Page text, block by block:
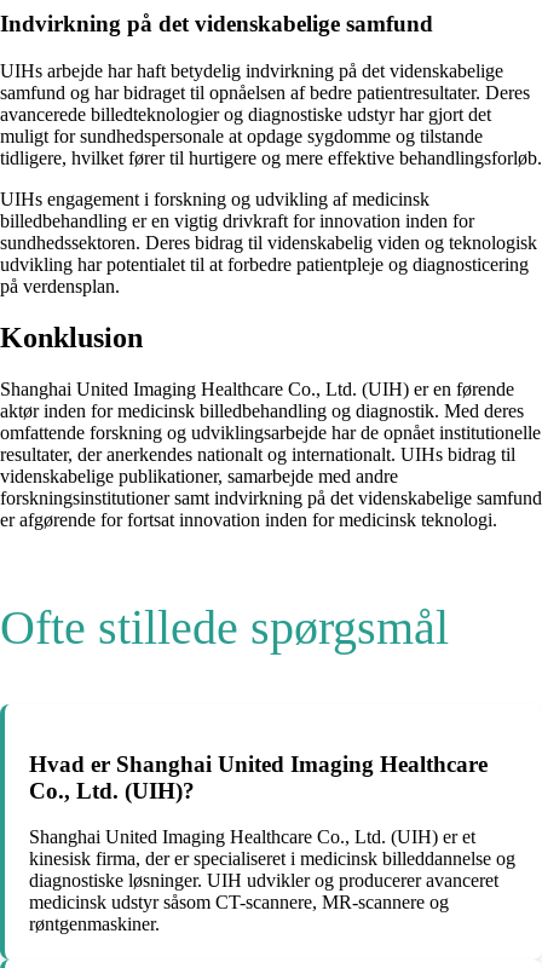
Indvirkning på det videnskabelige samfund
UIHs arbejde har haft betydelig indvirkning på det videnskabelige
samfund og har bidraget til opnåelsen af bedre patientresultater. Deres
avancerede billedteknologier og diagnostiske udstyr har gjort det
muligt for sundhedspersonale at opdage sygdomme og tilstande
tidligere, hvilket fører til hurtigere og mere effektive behandlingsforløb.
UIHs engagement i forskning og udvikling af medicinsk
billedbehandling er en vigtig drivkraft for innovation inden for
sundhedssektoren. Deres bidrag til videnskabelig viden og teknologisk
udvikling har potentialet til at forbedre patientpleje og diagnosticering
på verdensplan.
Konklusion
Shanghai United Imaging Healthcare Co., Ltd. (UIH) er en førende
aktør inden for medicinsk billedbehandling og diagnostik. Med deres
omfattende forskning og udviklingsarbejde har de opnået institutionelle
resultater, der anerkendes nationalt og internationalt. UIHs bidrag til
videnskabelige publikationer, samarbejde med andre
forskningsinstitutioner samt indvirkning på det videnskabelige samfund
er afgørende for fortsat innovation inden for medicinsk teknologi.
Ofte stillede spørgsmål
Hvad er Shanghai United Imaging Healthcare
Co., Ltd. (UIH)?
Shanghai United Imaging Healthcare Co., Ltd. (UIH) er et
kinesisk firma, der er specialiseret i medicinsk billeddannelse og
diagnostiske løsninger. UIH udvikler og producerer avanceret
medicinsk udstyr såsom CT-scannere, MR-scannere og
røntgenmaskiner.